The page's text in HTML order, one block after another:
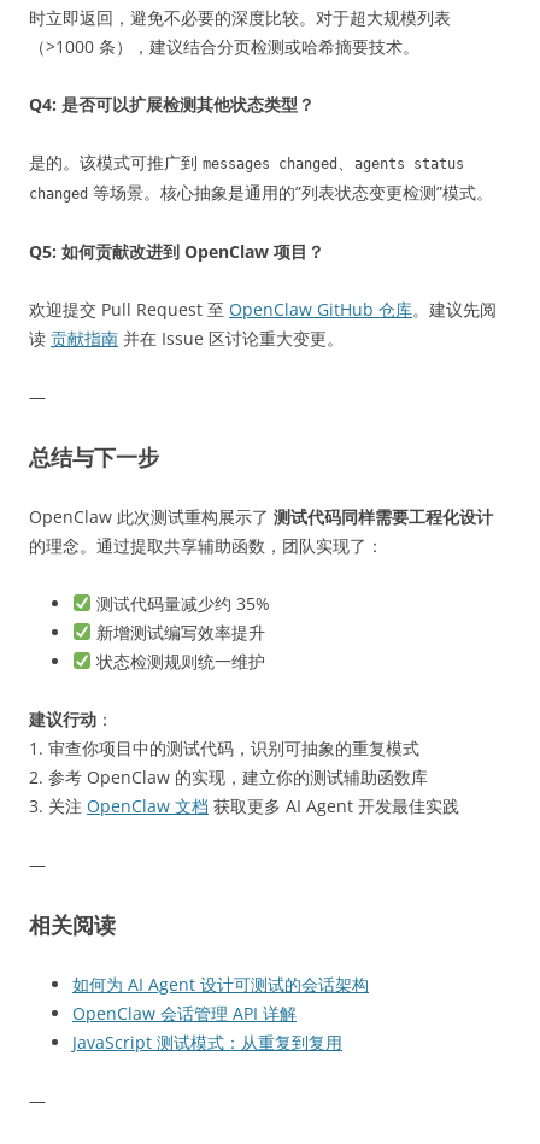
时立即返回，避免不必要的深度比较。对于超大规模列表
（>1000 条），建议结合分页检测或哈希摘要技术。
Q4: 是否可以扩展检测其他状态类型？
是的。该模式可推广到 messages changed 、
agents status
changed 等场景。核心抽象是通用的”列表状态变更检测”模式。
Q5: 如何贡献改进到 OpenClaw 项目？
欢迎提交 Pull Request 至 OpenClaw GitHub 仓库。建议先阅
读 贡献指南 并在 Issue 区讨论重大变更。
—
总结与下一步
OpenClaw 此次测试重构展示了 测试代码同样需要工程化设计
的理念。通过提取共享辅助函数，团队实现了：
测试代码量减少约 35%
新增测试编写效率提升
状态检测规则统一维护
建议行动 ：
1. 审查你项目中的测试代码，识别可抽象的重复模式
2. 参考 OpenClaw 的实现，建立你的测试辅助函数库
3. 关注 OpenClaw 文档 获取更多 AI Agent 开发最佳实践
—
相关阅读
如何为 AI Agent 设计可测试的会话架构
OpenClaw 会话管理 API 详解
JavaScript 测试模式：从重复到复用
—